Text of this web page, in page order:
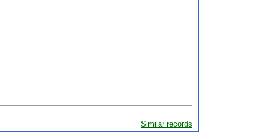
Similar records